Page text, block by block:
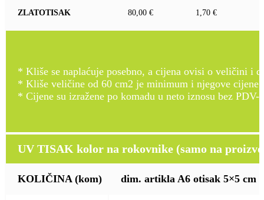
ZLATOTISAK 80,00 € 1,70 €
* Kliše se naplaćuje posebno, a cijena ovisi o veličini i
* Kliše veličine od 60 cm2 je minimum i njegove cijene
* Cijene su izražene po komadu u neto iznosu bez PDV-
UV TISAK kolor na rokovnike (samo na
KOLIČINA (kom) dim. artikla A6 otisak 5×5 cm